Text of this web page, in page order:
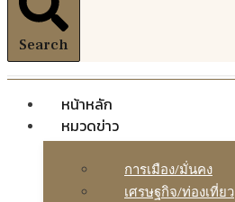
Search
หน้าหลัก
หมวดข่าว
การเมือง/มั่นคง
เศรษฐกิจ/ท่องเที่ยว